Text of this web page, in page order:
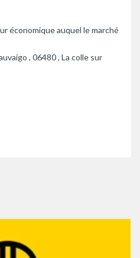
économique auquel le marché
, 06480 , La colle sur